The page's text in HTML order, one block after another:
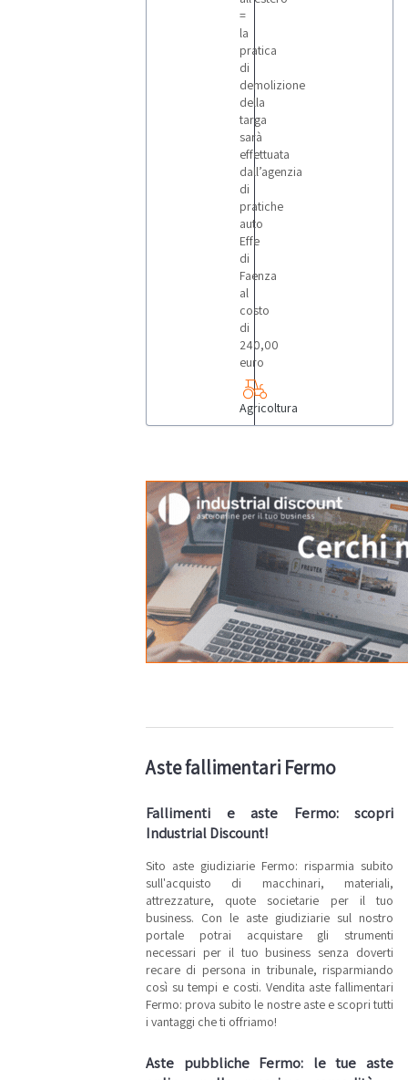
=
la
pratica
di
demolizione
della
targa
sarà
effettuata
dall’agenzia
di
pratiche
auto
Effe
di
Faenza
al
costo
di
240,00
euro
Agricoltura
Aste fallimentari Fermo
Fallimenti e aste Fermo: scopri
Industrial Discount!
Sito aste giudiziarie Fermo: risparmia subito
sull'acquisto di macchinari, materiali,
attrezzature, quote societarie per il tuo
business. Con le aste giudiziarie sul nostro
portale potrai acquistare gli strumenti
necessari per il tuo business senza doverti
recare di persona in tribunale, risparmiando
così su tempi e costi. Vendita aste fallimentari
Fermo: prova subito le nostre aste e scopri tutti
i vantaggi che ti offriamo!
Aste pubbliche Fermo: le tue aste